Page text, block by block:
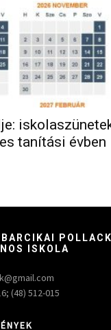
tanítási évben
ISKOLA
(48) 512-015